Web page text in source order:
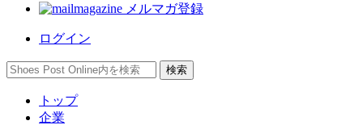
メルマガ登録
ログイン
トップ
企業